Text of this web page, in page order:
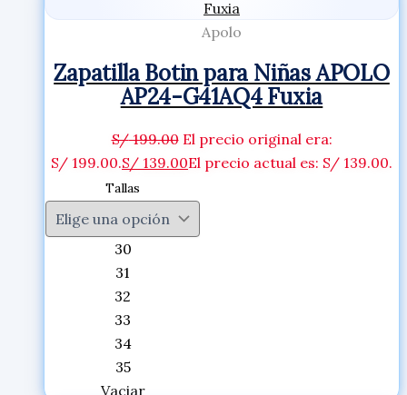
Apolo
Zapatilla Botin para Niñas APOLO
AP24-G41AQ4 Fuxia
S/199.00 El precio original era:
S/ 199.00.S/ 139.00El precio actual es: S/ 139.00.
Tallas
30
31
32
33
34
35
Vaciar